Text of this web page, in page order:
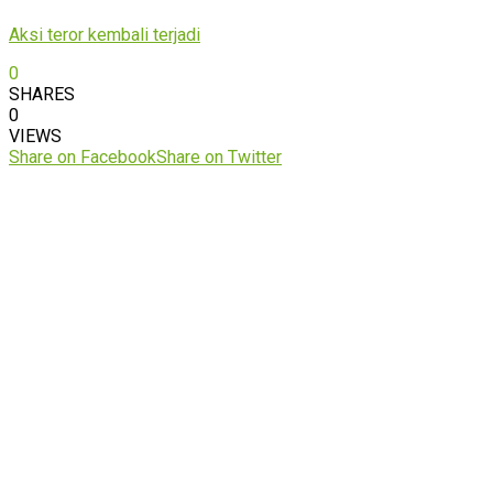
Aksi teror kembali terjadi
0
SHARES
0
VIEWS
Share on FacebookShare on Twitter